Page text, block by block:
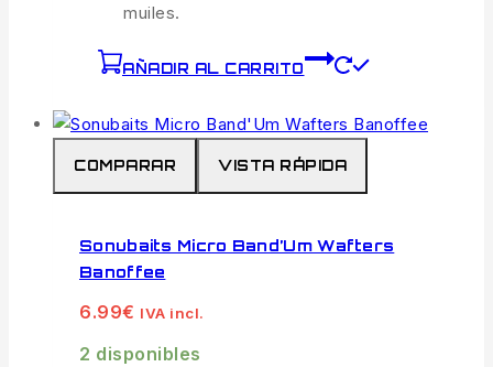
muiles.
AÑADIR AL CARRITO
COMPARAR VISTA RÁPIDA
Sonubaits Micro Band’Um Wafters
Banoffee
6.99€ IVA incl.
2 disponibles